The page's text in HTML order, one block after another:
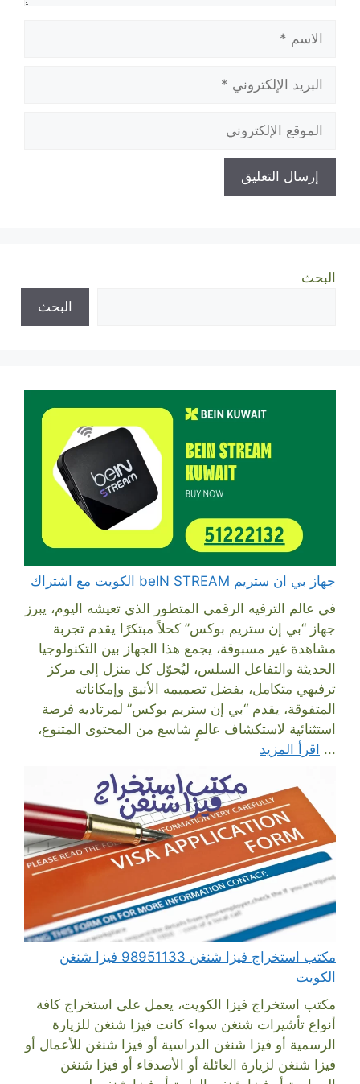
الإلكتروني
الإلكتروني
البحث
البحث
جهاز بي ان ستريم beIN STREAM الكويت مع اشتراك
في عالم الترفيه الرقمي المتطور الذي تعيشه اليوم، يبرز
جهاز “بي إن ستريم بوكس” كحلاً مبتكرًا يقدم تجربة
مشاهدة غير مسبوقة، يجمع هذا الجهاز بين التكنولوجيا
الحديثة والتفاعل السلس، ليُحوّل كل منزل إلى مركز
ترفيهي متكامل، بفضل تصميمه الأنيق وإمكاناته
المتفوقة، يقدم “بي إن ستريم بوكس” لمرتاديه فرصة
استثنائية لاستكشاف عالمٍ شاسع من المحتوى المتنوع،
... اقرأ المزيد
مكتب استخراج فيزا شنغن 98951133 فيزا شنغن
الكويت
مكتب استخراج فيزا الكويت، يعمل على استخراج كافة
أنواع تأشيرات شنغن سواء كانت فيزا شنغن للزيارة
الرسمية أو فيزا شنغن الدراسية أو فيزا شنغن للأعمال أو
فيزا شنغن لزيارة العائلة أو الأصدقاء أو فيزا شنغن